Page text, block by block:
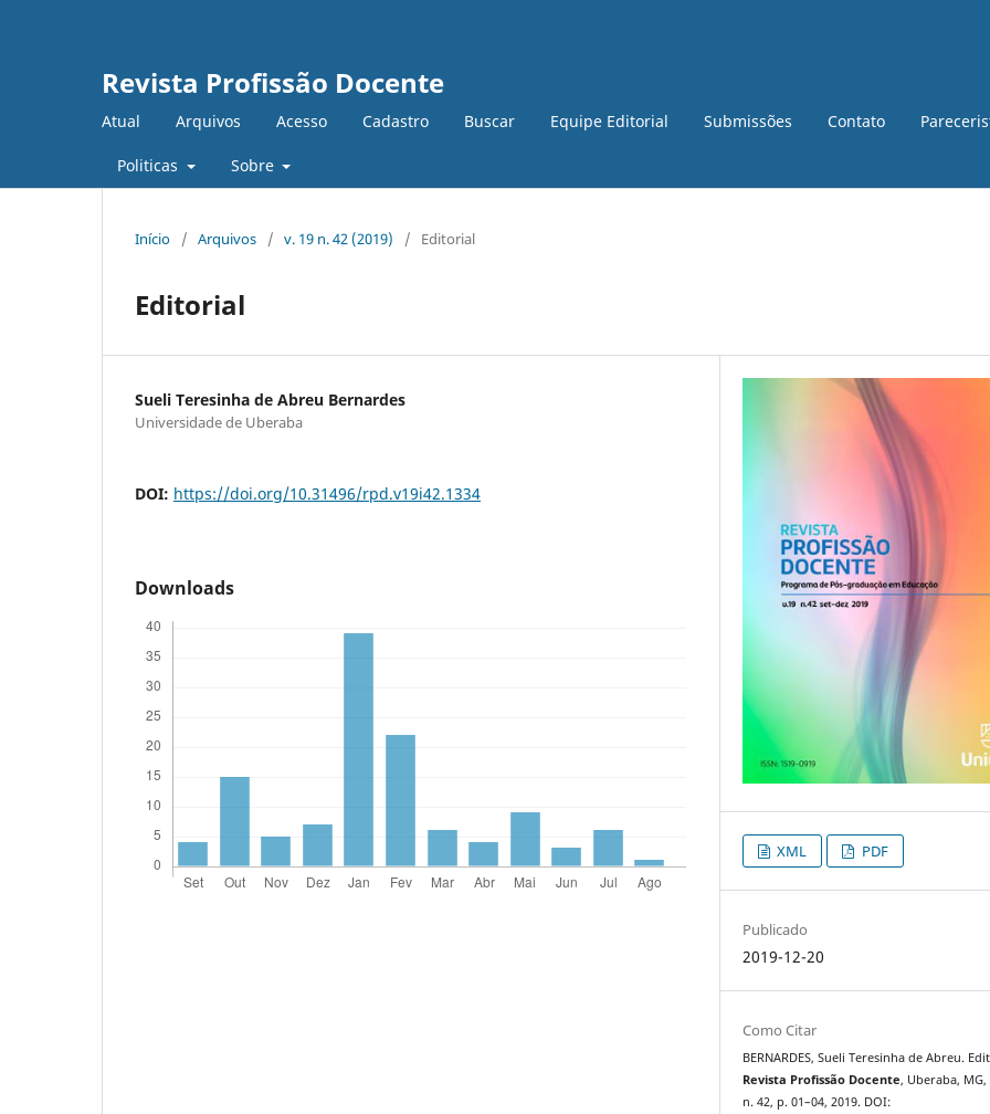
Revista Profissão Docente
Atual Arquivos Acesso Cadastro Buscar Equipe Editorial Submissões Contato
Politicas Sobre
Início / Arquivos / v. 19 n. 42 (2019) / Editorial
Editorial
Sueli Teresinha de Abreu Bernardes
Universidade de Uberaba
DOI: https://doi.org/10.31496/rpd.v19i42.1334
Downloads
XML PDF
Publicado
2019-12-20
Como Citar
BERNARDES, Sueli Teresinha de Abreu.
Revista Profissão Docente, Uberaba, MG,
n. 42, p. 01–04, 2019. DOI: